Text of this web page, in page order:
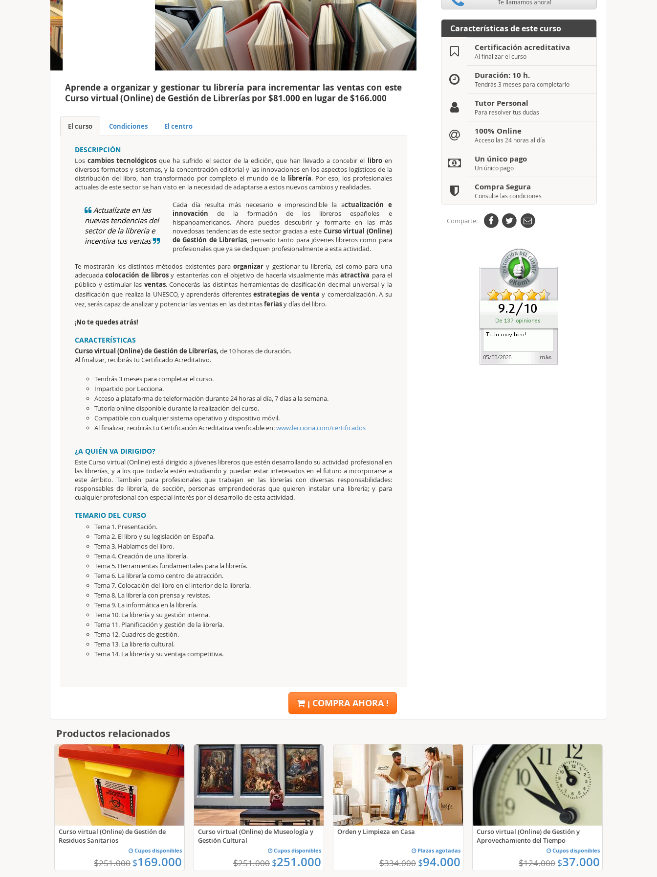
Aprende a organizar y gestionar tu librería para incrementar las ventas con este
Curso virtual (Online) de Gestión de Librerías por $81.000 en lugar de $166.000
El curso Condiciones El centro
DESCRIPCIÓN
Los cambios tecnológicos que ha sufrido el sector de la edición, que han llevado a concebir el libroen
diversos formatos y sistemas, y la concentración editorial y las innovaciones en los aspectos logísticos de la
distribución del libro, han transformado por completo el mundo de la librería. Por eso, los profesionales
actuales de este sector se han visto en la necesidad de adaptarse a estos nuevos cambios y realidades.
Actualízate en las
nuevas tendencias del
sector de la librería e
incentiva tus ventas
Cada día resulta más necesario e imprescindible la actualización e
innovación de la formación de los libreros españoles e
hispanoamericanos. Ahora puedes descubrir y formarte en las más
novedosas tendencias de este sector gracias a esteCurso virtual (Online)
de Gestión de Librerías, pensado tanto para jóvenes libreros como para
profesionales que ya se dediquen profesionalmente a esta actividad.
Te mostrarán los distintos métodos existentes paraorganizar y gestionar tu librería, así como para una
adecuadacolocación de libros y estanterías con el objetivo de hacerla visualmente másatractiva para el
público y estimular las ventas. Conocerás las distintas herramientas de clasificación decimal universal y la
clasificación que realiza la UNESCO, y aprenderás diferentesestrategias de ventay comercialización. A su
vez, serás capaz de analizar y potenciar las ventasen las distintasferiasy días del libro.
¡No te quedes atrás!
CARACTERÍSTICAS
Curso virtual (Online) de Gestión de Librerías, de 10 horas de duración.
Al finalizar, recibirás tu Certificado Acreditativo.
Tendrás 3 meses para completar el curso.
Impartido por Lecciona.
Acceso a plataforma de teleformación durante 24 horas al día, 7 días a la semana.
Tutoría online disponible durante la realización del curso.
Compatible con cualquier sistema operativo y dispositivo móvil.
Al finalizar, recibirás tu Certificación Acreditativa verificable en:www.lecciona.com/certificados
¿A QUIÉN VA DIRIGIDO?
Este Curso virtual (Online) está dirigido a jóvenes libreros que estén desarrollando su actividad profesional en
las librerías, y a los que todavía estén estudiando y puedan estar interesados en el futuro a incorporarse a
este ámbito. También para profesionales que trabajan en las librerías con diversas responsabilidades:
responsables de librería, de sección, personas emprendedoras que quieren instalar una librería; y para
cualquier profesional con especial interés por el desarrollo de esta actividad.
TEMARIO DEL CURSO
Tema 1. Presentación.
Tema 2. El libro y su legislación en España.
Tema 3. Hablamos del libro.
Tema 4.Creación de una librería.
Tema 5. Herramientas fundamentales para la librería.
Tema 6. La librería como centro de atracción.
Tema 7.Colocación del libro en el interior de la librería.
Tema 8. La librería con prensa y revistas.
Tema 9. La informática en la librería.
Tema 10. La librería y su gestión interna.
Tema 11. Planificación y gestión de la librería.
Tema 12. Cuadros de gestión.
Tema 13. La librería cultural.
Tema 14. La librería y su ventaja competitiva.
¡ COMPRA AHORA !
Te llamamos ahora!
Características de este curso
Certificación acreditativa
Al finalizar el curso
Duración: 10 h.
Tendrás 3 meses para completarlo
Tutor Personal
Para resolver tus dudas
100% Online
Acceso las 24 horas al día
Un único pago
Un único pago
Compra Segura
Consulte las condiciones
Comparte:
Productos relacionados
Curso virtual (Online) de Gestión de
Residuos Sanitarios
Cupos disponibles
$251.000 $169.000
Curso virtual (Online) de Museología y
Gestión Cultural
Cupos disponibles
$251.000 $251.000
Orden y Limpieza en Casa
Plazas agotadas
$334.000 $94.000
Curso virtual (Online) de Gestión y
Aprovechamiento del Tiempo
Cupos disponibles
$124.000 $37.000